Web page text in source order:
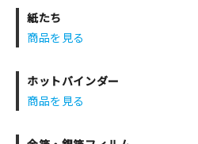
紙たち
商品を見る
ホットバインダー
商品を見る